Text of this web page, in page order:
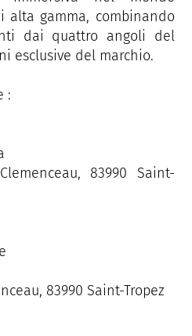
gamma, combinando
dai quattro angoli del
esclusive del marchio.
:
83990 Saint-
83990 Saint-Tropez